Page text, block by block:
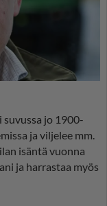
jo 1900-
ja viljelee mm.
isäntä vuonna
ja harrastaa myös